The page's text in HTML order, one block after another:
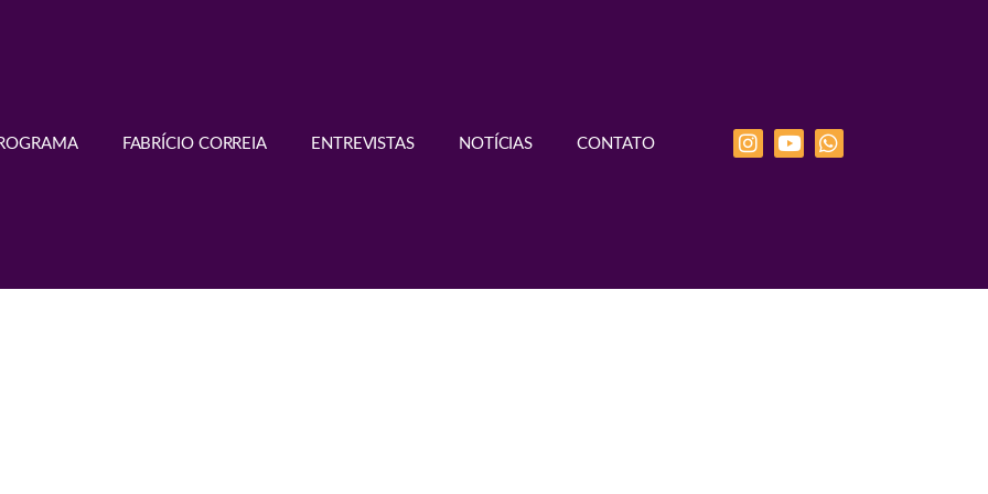
FABRÍCIO CORREIA ENTREVISTAS NOTÍCIAS CONTATO